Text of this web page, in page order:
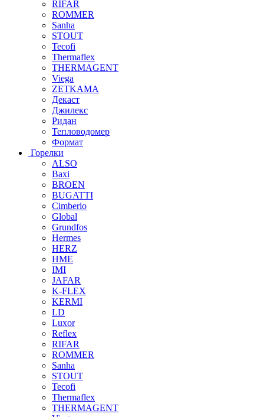
RIFAR
ROMMER
Sanha
STOUT
Tecofi
Thermaflex
THERMAGENT
Viega
ZETKAMA
Декаст
Джилекс
Ридан
Тепловодомер
Формат
Горелки
ALSO
Baxi
BROEN
BUGATTI
Cimberio
Global
Grundfos
Hermes
HERZ
HME
IMI
JAFAR
K-FLEX
KERMI
LD
Luxor
Reflex
RIFAR
ROMMER
Sanha
STOUT
Tecofi
Thermaflex
THERMAGENT